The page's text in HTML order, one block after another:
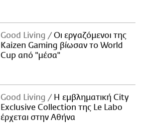
Good Living
Οι εργαζόμενοι της
Kaizen Gaming βίωσαν το World
Cup από "μέσα"
Good Living
Η εμβληματική City
Exclusive Collection της Le Labo
έρχεται στην Αθήνα